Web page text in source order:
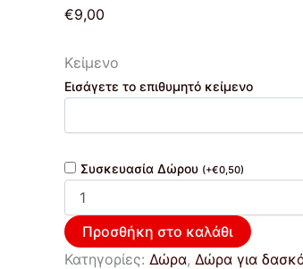
€9,00
Κείμενο
Εισάγετε το επιθυμητό κείμενο
Συσκευασία Δώρου (+€0,50)
Προσθήκη στο καλάθι
Κατηγορίες: Δώρα, Δώρα για